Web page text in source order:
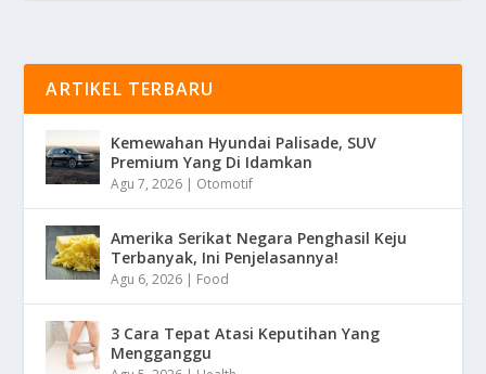
ARTIKEL TERBARU
Kemewahan Hyundai Palisade, SUV
Premium Yang Di Idamkan
Agu 7, 2026 | Otomotif
Amerika Serikat Negara Penghasil Keju
Terbanyak, Ini Penjelasannya!
Agu 6, 2026 | Food
3 Cara Tepat Atasi Keputihan Yang
Mengganggu